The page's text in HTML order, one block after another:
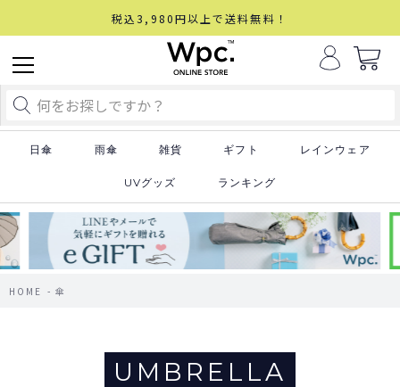
税込3,980円以上で送料無料！
日傘 雨傘 雑貨 ギフト レインウェア
UVグッズ ランキング
HOME 傘
UMBRELLA